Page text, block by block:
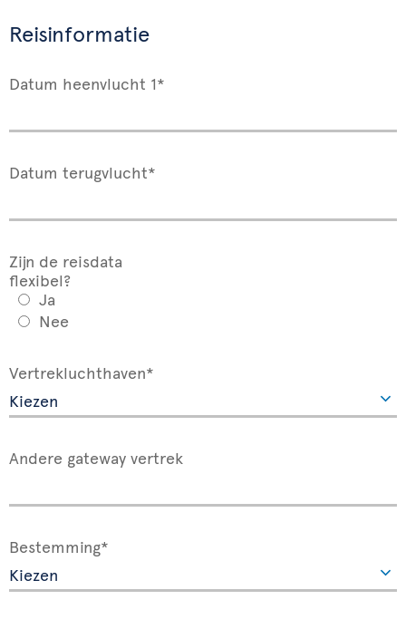
Reisinformatie
Datum heenvlucht 1*
Datum terugvlucht*
Zijn de reisdata
flexibel?
Ja
Nee
Vertrekluchthaven*
Andere gateway vertrek
Bestemming*